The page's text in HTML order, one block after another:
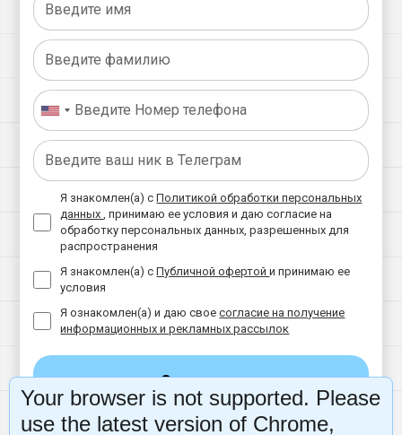
Я знакомлен(а) сПолитикой обработки персональных
данных, принимаю ее условия и даю согласие на
обработку персональных данных, разрешенных для
распространения
Я знакомлен(а) сПубличной офертойи принимаю ее
условия
Я ознакомлен(а) и даю своесогласие на получение
информационных и рекламных рассылок
Оплатить
Your browser is not supported. Please
use the latest version of Chrome,